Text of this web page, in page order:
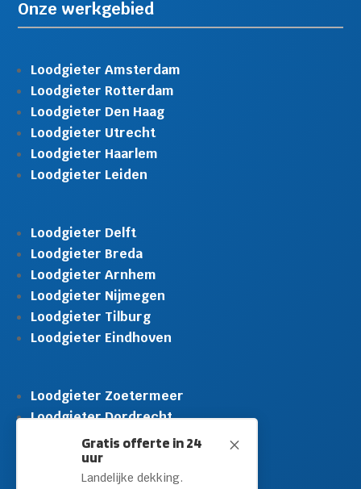
M
Gratis offerte in 24
uur
Landelijke dekking.
Onze werkgebied
Loodgieter Amsterdam
Loodgieter Rotterdam
Loodgieter Den Haag
Loodgieter Utrecht
Loodgieter Haarlem
Loodgieter Leiden
Loodgieter Delft
Loodgieter Breda
Loodgieter Arnhem
Loodgieter Nijmegen
Loodgieter Tilburg
Loodgieter Eindhoven
Loodgieter Zoetermeer
Loodgieter Dordrecht
Loodgieter Rijswijk
Loodgieter Schiedam
Loodgieter Leidschendam